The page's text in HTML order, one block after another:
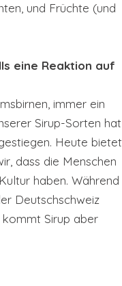
und Früchte (und
eine Reaktion auf
immer ein
Sirup-Sorten hat
Heute bietet
dass die Menschen
haben. Während
Deutschschweiz
Sirup aber